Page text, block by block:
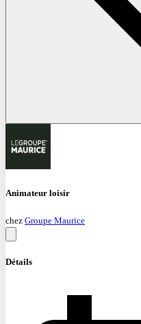
Animateur loisir
chez Groupe Maurice
Détails